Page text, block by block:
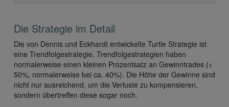
Die Strategie im Detail
Die von Dennis und Eckhardt entwickelte Turtle Strategie ist
eine Trendfolgestrategie. Trendfolgestrategien haben
normalerweise einen kleinen Prozentsatz an Gewinntrades (<
50%, normalerweise bei ca. 40%). Die Höhe der Gewinne sind
nicht nur ausreichend, um die Verluste zu kompensieren,
sondern übertreffen diese sogar noch.